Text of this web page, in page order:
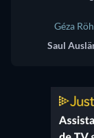
Géza
Saul